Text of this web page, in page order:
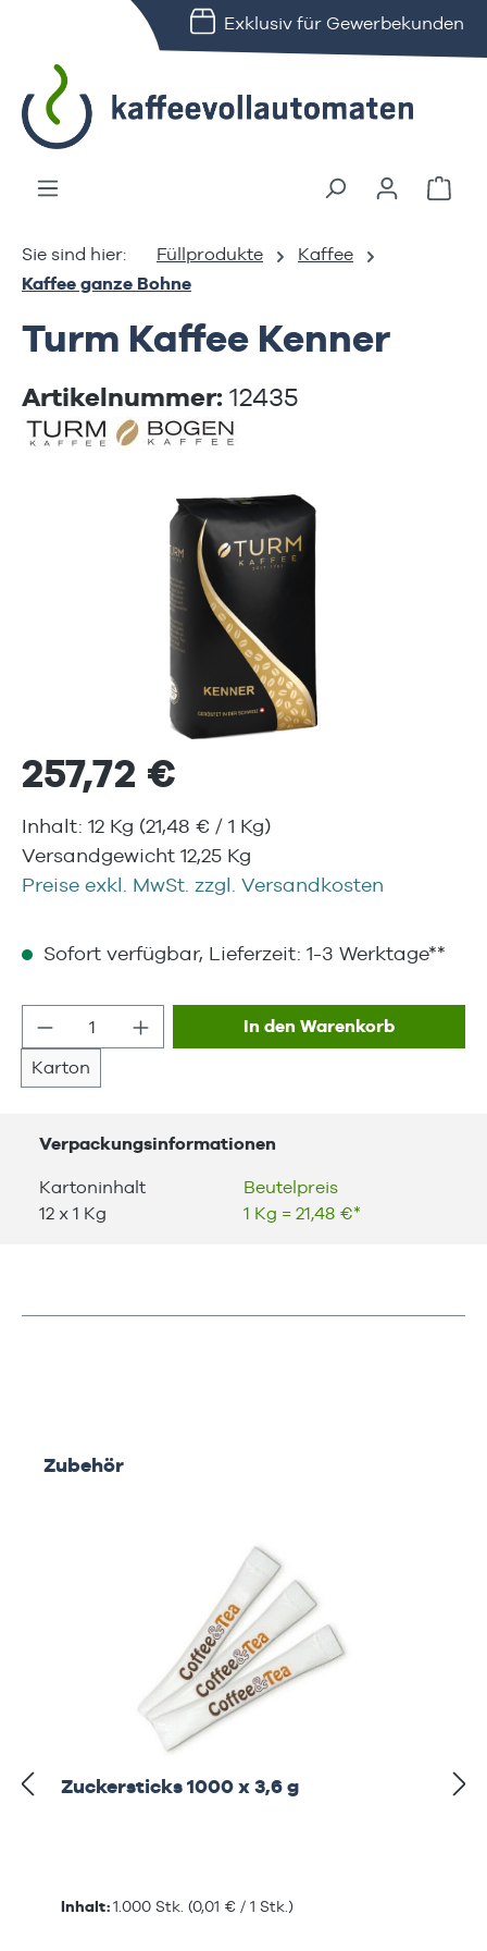
Exklusiv für Gewerbekunden
Füllprodukte
Kaffee
Kaffee ganze Bohne
Turm Kaffee Kenner
Artikelnummer: 12435
Bildergalerie überspringen
257,72 €
Inhalt: 12 Kg (21,48 € / 1 Kg)
Versandgewicht 12,25 Kg
Preise exkl. MwSt. zzgl. Versandkosten
Sofort verfügbar, Lieferzeit: 1-3 Werktage**
Produkt Anzahl: Gib den
Karton
In den Warenkorb
Verpackungsinformationen
Kartoninhalt
12 x 1 Kg
Beutelpreis
1 Kg = 21,48 €*
Produktgalerie überspringen
Zubehör
Zuckersticks 1000 x 3,6 g
Inhalt:1.000 Stk. (0,01 € / 1 Stk.)